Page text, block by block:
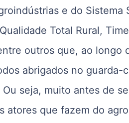
e do Sistema
Total Rural,
outros que, ao longo
abrigados no guarda-
seja, muito antes de
atores que fazem do